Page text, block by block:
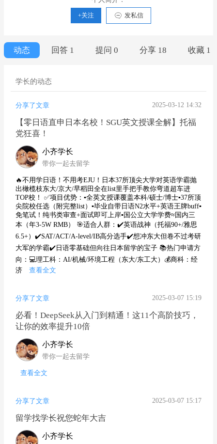
+关注 发私信
动态 回答 1 提问 0 分享 18 收藏 1
学长的动态
分享了文章 2025-03-12 14:32
【零日语直申日本名校！SGU英文授课全解】托福
党狂喜！
小齐学长
带你一起去留学
🔥不用学日语！不用考EJU！日本37所顶尖大学对英语学霸抛
出橄榄枝东大/京大/早稻田全在list里手把手教你弯道超车进
TOP校！ ✅项目优势：▪️全英文授课覆盖本科/硕士/博士▪️37所顶
尖院校任选（附完整list）▪️毕业自带日语N2水平+英语王牌buff▪️
免笔试！纯书类审查+面试即可上岸▪️国公立大学学费≈国内三
本（年3-5W RMB） 🎯适合人群：✔️英语战神（托福90+/雅思
6.5+）✔️SAT/ACT/A-level/IB高分选手✔️想冲东大但卷不过考研
大军的学霸✔️日语零基础但向往日本留学的宝子 📚热门申请方
向：💻理工科：AI/机械/环境工程（东大/东工大）💰商科：经
济
查看全文
分享了文章 2025-03-07 15:19
必看！DeepSeek从入门到精通！这11个高阶技巧，
让你的效率提升10倍
小齐学长
带你一起去留学
查看全文
分享了文章 2025-03-07 15:17
留学找学长祝您蛇年大吉
小齐学长